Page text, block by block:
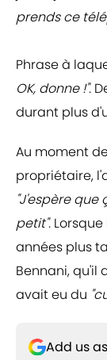
prends ce
Phrase à
OK, donne !".
durant plus
Au moment
propriétaire,
"J'espère
petit".
années plus
Bennani,
avait eu du
Add us